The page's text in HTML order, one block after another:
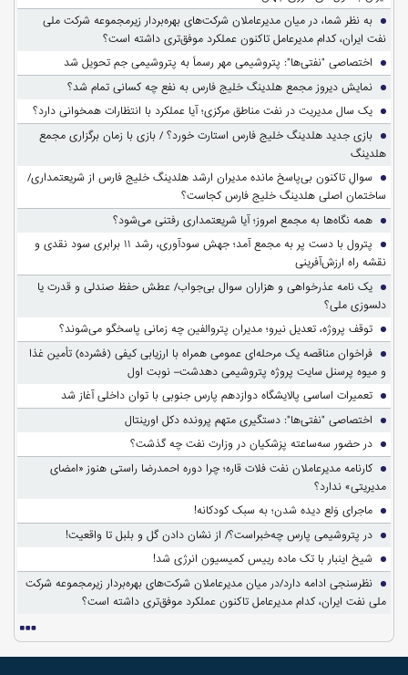
به نظر شما، در میان مدیرعاملان شرکت‌های بهره‌بردار زیرمجموعه شرکت ملی
نفت ایران، کدام مدیرعامل تاکنون عملکرد موفق‌تری داشته است؟
اختصاصی "نفتی‌ها": پتروشیمی مهر رسماً به پتروشیمی جم تحویل شد
نمایش دیروز مجمع هلدینگ خلیج فارس به نفع چه کسانی تمام شد؟
یک سال مدیریت در نفت مناطق مرکزی؛ آیا عملکرد با انتظارات همخوانی دارد؟
بازی جدید هلدینگ خلیج فارس استارت خورد؟ / بازی با زمان برگزاری مجمع
هلدینگ
سوالِ تاکنون بی‌پاسخ مانده مدیران ارشد هلدینگ خلیج فارس از شریعتمداری/
ساختمان اصلی هلدینگ خلیج فارس کجاست؟
همه نگاه‌ها به مجمع امروز؛ آیا شریعتمداری رفتنی می‌شود؟
پترول با دست پر به مجمع آمد؛ جهش سودآوری، رشد ۱۱ برابری سود نقدی و
نقشه راه ارزش‌آفرینی
یک نامه عذرخواهی و هزاران سوال بی‌جواب/ عطش حفظ صندلی و قدرت یا
دلسوزی ملی؟
توقف پروژه، تعدیل نیرو؛ مدیران پتروالفین چه زمانی پاسخگو می‌شوند؟
فراخوان مناقصه یک مرحله‌ای عمومی همراه با ارزیابی کیفی (فشرده) تأمین غذا
و میوه پرسنل سایت پروژه پتروشیمی دهدشت– نوبت اول
تعمیرات اساسی پالایشگاه دوازدهم پارس جنوبی با توان داخلی آغاز شد
اختصاصی "نفتی‌ها": دستگیری متهم پرونده دکل اورینتال
در حضور سه‌ساعته پزشکیان در وزارت نفت چه گذشت؟
کارنامه مدیرعاملان نفت فلات قاره؛ چرا دوره احمدرضا راستی هنوز «امضای
مدیریتی» ندارد؟
ماجرای وَلع دیده شدن؛ به سبک کودکانه!
در پتروشیمی پارس چه‌خبراست؟/ از نشان دادن گل و بلبل تا واقعیت!
شیخ اینبار با تک ماده رییس کمیسیون انرژی شد!
نظرسنجی ادامه دارد/در میان مدیرعاملان شرکت‌های بهره‌بردار زیرمجموعه شرکت
ملی نفت ایران، کدام مدیرعامل تاکنون عملکرد موفق‌تری داشته است؟